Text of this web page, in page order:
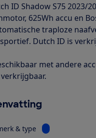
ID Shadow S75 2023/
625Wh accu en
traploze
Dutch ID is
met andere
& type Bekijk